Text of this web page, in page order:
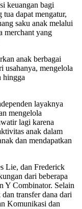
keuangan bagi
dapat mengatur,
saku anak melalui
merchant yang
anak berbagai
usahanya, mengelola
hingga
layaknya
mengelola
lagi karena
anak dalam
dan mendapatkan
Lie, dan Frederick
dari beberapa
Y Combinator. Selain
transfer dana dari
Komunikasi dan